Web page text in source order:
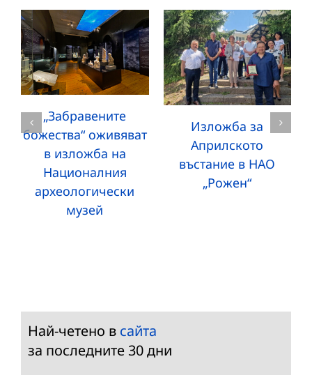
„Забравените
божества“ оживяват
в изложба на
Националния
археологически
музей
Изложба за
Априлското
въстание в НАО
„Рожен“
Най-четено в сайта
за последните 30 дни